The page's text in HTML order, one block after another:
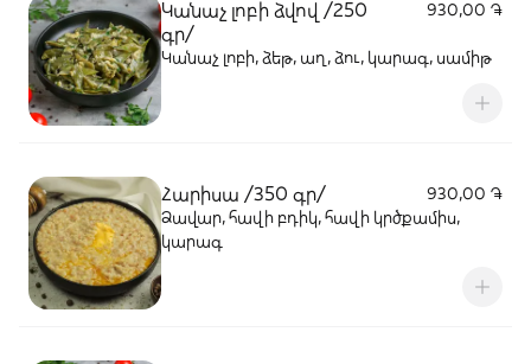
Կանաչ լոբի ձվով /250
գր/
930,00 ֏
Կանաչ լոբի, ձեթ, աղ, ձու, կարագ, սամիթ
Հարիսա /350 գր/
930,00 ֏
Ձավար, հավի բդիկ, հավի կրծքամիս,
կարագ